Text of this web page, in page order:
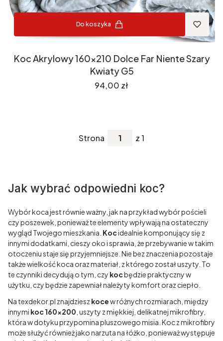
Do koszyka
Koc Akrylowy 160x210 Dolce Far Niente Szary
Kwiaty G5
Cena
94,00 zł
Strona z 1
Jak wybrać odpowiedni koc?
Wybór koca jest równie ważny, jak na przykład wybór pościeli
czy poszewek, ponieważ te elementy wpływają na ostateczny
wygląd Twojego mieszkania. Kocidealnie komponujący się z
innymi dodatkami, cieszy oko i sprawia, że przebywanie w takim
otoczeniu staje się przyjemniejsze. Nie bez znaczenia pozostaje
także wielkość koca oraz materiał, z którego został uszyty. To
te czynniki decydują o tym, czy kocbędzie praktyczny w
użytku, czy będzie zapewniał należyty komfort oraz ciepło.
Na texdekor.pl znajdziesz kocew różnych rozmiarach, między
innymi koc 160x200 , uszyty z miękkiej, delikatnej mikrofibry,
która w dotyku przypomina pluszowego misia. Koc z mikrofibry
może służyć również jako narzuta na łóżko, ponieważ występuje